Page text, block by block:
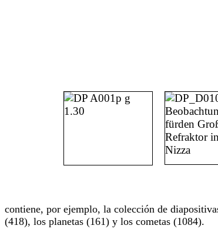
contiene, por ejemplo, la colección de
(418), los planetas (161) y los cometas (1084).